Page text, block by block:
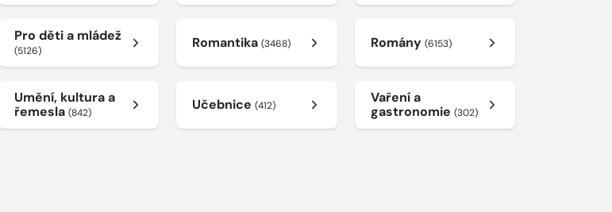
Pro děti a mládež
(5126) Romantika(3468) Romány (6153)
Umění, kultura a
řemesla (842) Učebnice(412)
Vaření a
gastronomie (302)